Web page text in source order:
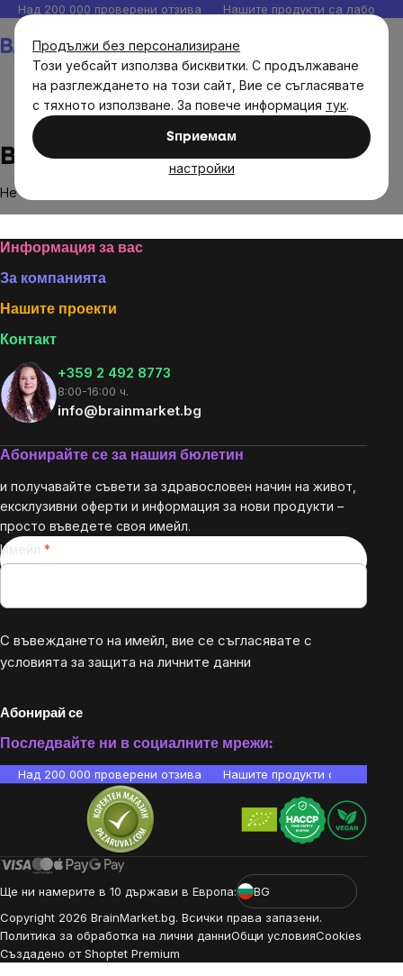
Продължи без персонализиране
Този уебсайт използва бисквитки. С продължаване
на разглеждането на този сайт, Вие се съгласявате
с тяхното използване. За повече информация тук.
Sпpиeмaм
настройки
Прескочи
към
съдържанието
Над 200 000 проверени отзива Нашите продукти са
Bambu
Не са намерени стоки на марката
Footer
Информация за вас
За компанията
Нашите проекти
Контакт
+359 2 492 8773
8:00-16:00 ч.
info@brainmarket.bg
Абонирайте се за нашия бюлетин
и получавайте съвети за здравословен начин на живот,
ексклузивни оферти и информация за нови продукти –
просто въведете своя имейл.
Имейл
С въвеждането на имейл, вие се съгласявате с
условията за защита на личните данни
Абонирай се
Последвайте ни в социалните мрежи:
Над 200 000 проверени отзива Нашите продукти са
Ще ни намерите в 10 държави в Европа:
BG
Copyright 2026 BrainMarket.bg. Всички права запазени.
Политика за обработка на лични данниОбщи условияCookies
Създадено от Shoptet Premium